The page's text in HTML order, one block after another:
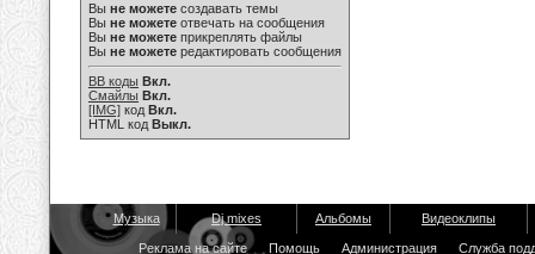
Вы не можете создавать темы
Вы не можете отвечать на сообщения
Вы не можете прикреплять файлы
Вы не можете редактировать сообщения
BB коды Вкл.
Смайлы Вкл.
[IMG] код Вкл.
HTML код Выкл.
Музыка Dj mixes Альбомы Видеоклипы
Реклама на сайте Помощь Администрация Служба